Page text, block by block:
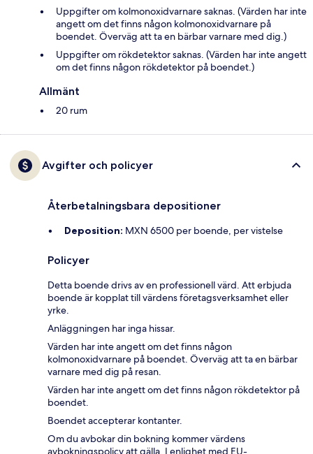
Uppgifter om kolmonoxidvarnare saknas. (Värden har inte
angett om det finns någon kolmonoxidvarnare på
boendet. Överväg att ta en bärbar varnare med dig.)
Uppgifter om rökdetektor saknas. (Värden har inte angett
om det finns någon rökdetektor på boendet.)
Allmänt
20 rum
Avgifter och policyer
Återbetalningsbara depositioner
Deposition: MXN 6500 per boende, per vistelse
Policyer
Detta boende drivs av en professionell värd. Att erbjuda
boende är kopplat till värdens företagsverksamhet eller
yrke.
Anläggningen har inga hissar.
Värden har inte angett om det finns någon
kolmonoxidvarnare på boendet. Överväg att ta en bärbar
varnare med dig på resan.
Värden har inte angett om det finns någon rökdetektor på
boendet.
Boendet accepterar kontanter.
Om du avbokar din bokning kommer värdens
avbokningspolicy att gälla. I enlighet med EU-